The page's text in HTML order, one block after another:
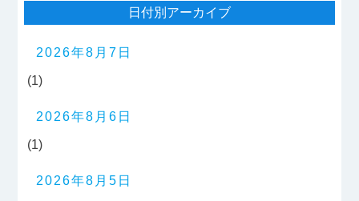
日付別アーカイブ
2026年8月7日
(1)
2026年8月6日
(1)
2026年8月5日